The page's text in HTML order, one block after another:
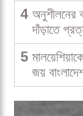
4 অনুশীলনের
দাঁড়াতে
5
জয়